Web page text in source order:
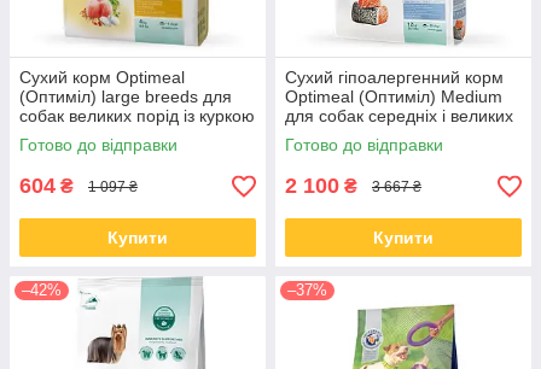
Сухий корм Optimeal
(Оптиміл) large breeds для
собак великих порід із куркою
4 КГ
Готово до відправки
604 ₴ 1 097 ₴
Купити
Сухий гіпоалергенний корм
Optimeal (Оптиміл) Medium
для собак середніх і великих
порід с лососем 12 КГ
Готово до відправки
2 100 ₴ 3 667 ₴
Купити
–42% –37%